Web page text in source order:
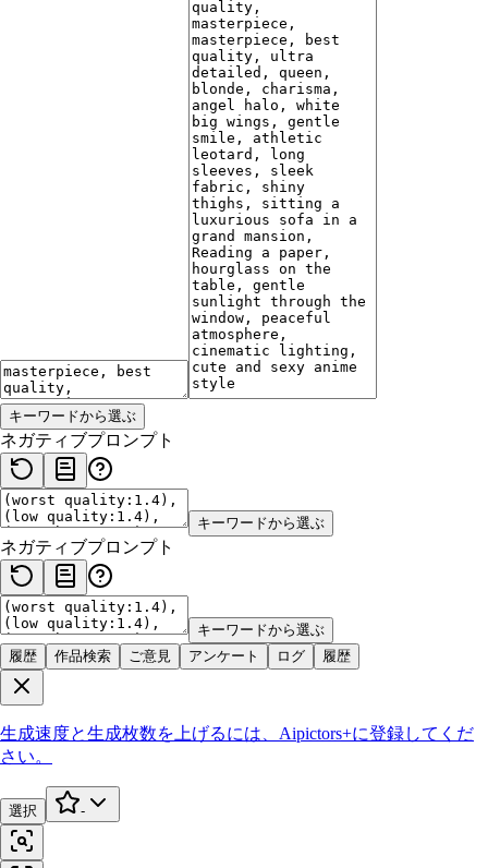
キーワードから選ぶ
ネガティブプロンプト
キーワードから選ぶ
ネガティブプロンプト
キーワードから選ぶ
履歴
作品検索 ご意見 アンケート ログ 履歴
生成速度と生成枚数を上げるには、 Aipictors+に登録してくだ
さい。
選択 -